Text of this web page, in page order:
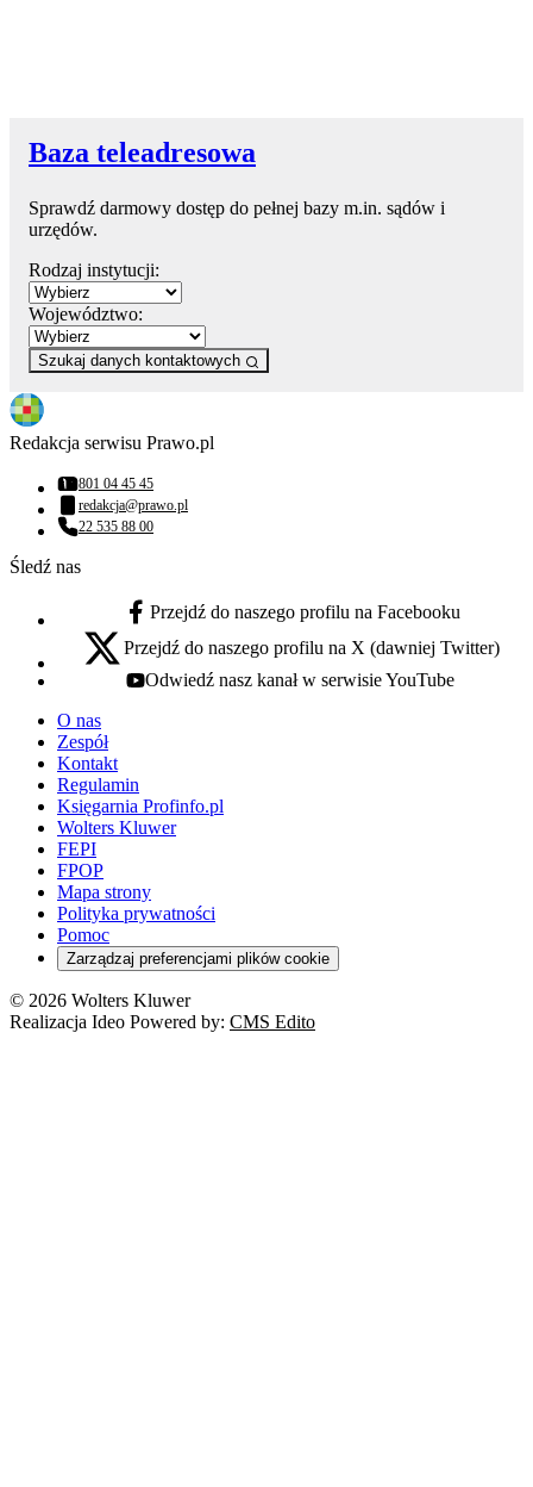
Baza teleadresowa
Sprawdź darmowy dostęp do pełnej bazy m.in. sądów i
urzędów.
Rodzaj instytucji:
Województwo:
Szukaj danych kontaktowych
Redakcja serwisu Prawo.pl
Numer telefonu:
801 04 45 45
Adres email:
redakcja@prawo.pl
Numer telefonu:
22 535 88 00
Śledź nas
facebook - otwiera się w nowej karcie
Przejdź do naszego profilu na Facebooku
x - otwiera się w nowej karcie
Przejdź do naszego profilu na X (dawniej Twitter)
youtube - otwiera się w nowej karcie
Odwiedź nasz kanał w serwisie YouTube
O nas
Zespół
Kontakt
Regulamin
Księgarnia Profinfo.pl
Wolters Kluwer
FEPI
FPOP
Mapa strony
Polityka prywatności
Pomoc
Zarządzaj preferencjami plików cookie
© 2026 Wolters Kluwer
Realizacja Ideo Powered by: CMS Edito